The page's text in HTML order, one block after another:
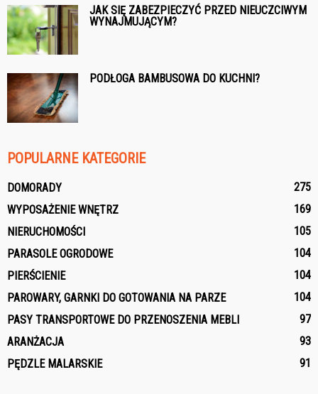
JAK SIĘ ZABEZPIECZYĆ PRZED NIEUCZCIWYM
WYNAJMUJĄCYM?
PODŁOGA BAMBUSOWA DO KUCHNI?
POPULARNE KATEGORIE
DOMORADY
275
WYPOSAŻENIE WNĘTRZ
169
NIERUCHOMOŚCI
105
PARASOLE OGRODOWE
104
PIERŚCIENIE
104
PAROWARY, GARNKI DO GOTOWANIA NA PARZE
104
PASY TRANSPORTOWE DO PRZENOSZENIA MEBLI
97
ARANŻACJA
93
PĘDZLE MALARSKIE
91